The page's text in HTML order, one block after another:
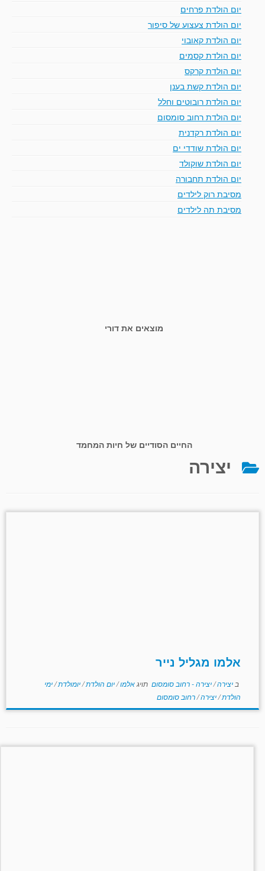
יום הולדת פרחים
יום הולדת צעצוע של סיפור
יום הולדת קאובוי
יום הולדת קסמים
יום הולדת קרקס
יום הולדת קשת בענן
יום הולדת רובוטים וחלל
יום הולדת רחוב סומסום
יום הולדת רקדנית
יום הולדת שודדי ים
יום הולדת שוקולד
יום הולדת תחבורה
מסיבת רוק לילדים
מסיבת תה לילדים
מוצאים את דורי
החיים הסודיים של חיות המחמד
יצירה
אלמו מגליל נייר
ב יצירה/יצירה - רחוב סומסום תויגאלמו/יום הולדת/יומולדת/ימי
הולדת/יצירה/רחוב סומסום